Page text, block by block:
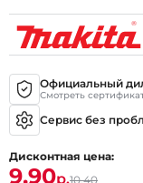
Официальный
Смотреть
Сервис без
Дисконтная цена:
9,90р.10,40